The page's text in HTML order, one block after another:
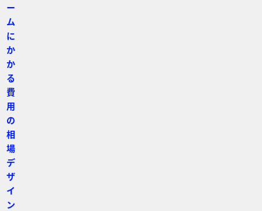
ー
ム
に
か
か
る
費
用
の
相
場
デ
ザ
イ
ン